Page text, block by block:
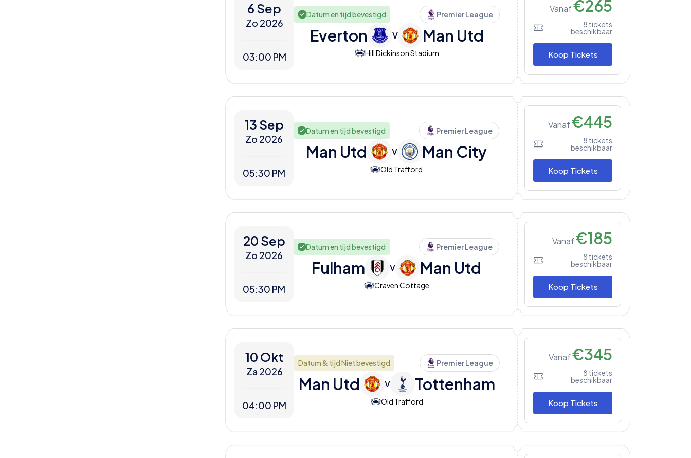
6 Sep
Zo 2026
03:00 PM
Datum en tijd bevestigd Premier League
Everton V Man Utd
Hill Dickinson Stadium
Vanaf€265
8 tickets
beschikbaar
Koop Tickets
13 Sep
Zo 2026
05:30 PM
Datum en tijd bevestigd Premier League
Man Utd V Man City
Old Trafford
Vanaf€445
8 tickets
beschikbaar
Koop Tickets
20 Sep
Zo 2026
05:30 PM
Datum en tijd bevestigd Premier League
Fulham V Man Utd
Craven Cottage
Vanaf€185
8 tickets
beschikbaar
Koop Tickets
10 Okt
Za 2026
04:00 PM
Datum & tijd Niet bevestigd Premier League
Man Utd V Tottenham
Old Trafford
Vanaf€345
8 tickets
beschikbaar
Koop Tickets